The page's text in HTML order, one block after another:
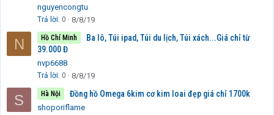
nguyencongtu
Trả lời 0 8/8/19
N Hồ Chí Minh
Ba lô, Túi ipad, Túi du lịch, Túi xách...Giá chỉ từ
39.000 Đ
nvp6688
Trả lời 0 8/8/19
S Hà Nội Đồng hồ Omega 6kim cơ kim loai đẹp giá chỉ 1700k
shoporiflame